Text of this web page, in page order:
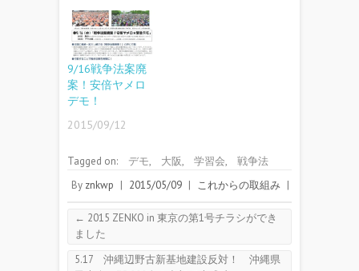
9/16戦争法案廃
案！安倍ヤメロ
デモ！
2015/09/12
Tagged on: デモ, 大阪, 学習会,
戦争法
By znkwp | 2015/05/09 | これからの取組み |
← 2015 ZENKO in 東京の第1号チラシができ
ました
5.17 沖縄辺野古新基地建設反対！ 沖縄県